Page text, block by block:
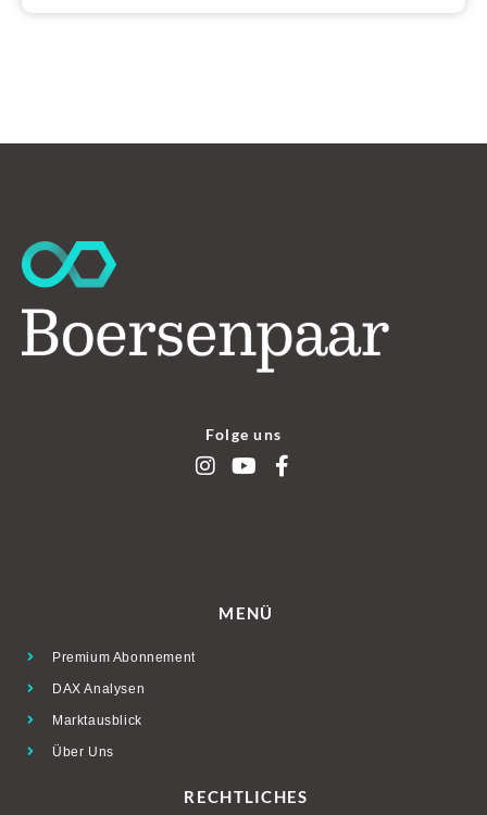
Folge uns
MENÜ
Premium Abonnement
DAX Analysen
Marktausblick
Über Uns
RECHTLICHES